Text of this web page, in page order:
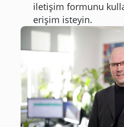
iletişim formunu
erişim isteyin.